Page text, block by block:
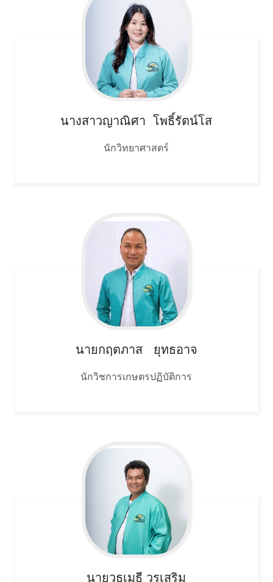
นางสาวญาณิศา โพธิ์รัตน์โส
นักวิทยาศาสตร์
นายกฤตภาส ยุทธอาจ
นักวิชการเกษตรปฏิบัติการ
นายวุธเมธี วรเสริม